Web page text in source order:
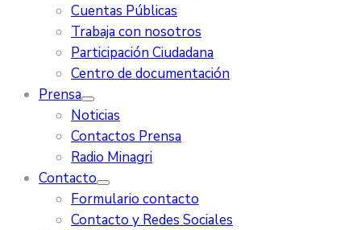
Cuentas Públicas
Trabaja con nosotros
Participación Ciudadana
Centro de documentación
Prensa
Noticias
Contactos Prensa
Radio Minagri
Contacto
Formulario contacto
Contacto y Redes Sociales